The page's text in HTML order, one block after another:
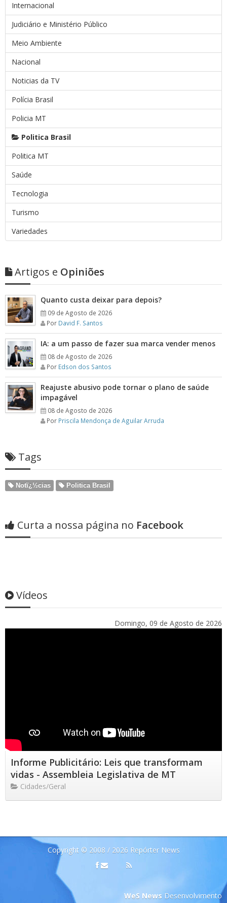
Internacional
Judiciário e Ministério Público
Meio Ambiente
Nacional
Noticias da TV
Polícia Brasil
Policia MT
Politica Brasil
Politica MT
Saúde
Tecnologia
Turismo
Variedades
Artigos e Opiniões
Quanto custa deixar para depois?
09 de Agosto de 2026
Por David F. Santos
IA: a um passo de fazer sua marca vender menos
08 de Agosto de 2026
Por Edson dos Santos
Reajuste abusivo pode tornar o plano de saúde
impagável
08 de Agosto de 2026
Por Priscila Mendonça de Aguilar Arruda
Tags
Notï¿½cias Politica Brasil
Curta a nossa página no Facebook
Vídeos
Domingo, 09 de Agosto de 2026
Informe Publicitário: Leis que transformam
vidas - Assembleia Legislativa de MT
Cidades/Geral
Copyright © 2008 / 2026 Repórter News
WeS News Desenvolvimento